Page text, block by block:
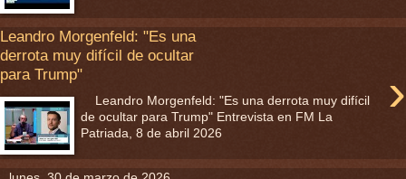
Leandro Morgenfeld: "Es una
derrota muy difícil de ocultar
para Trump"
›
Leandro Morgenfeld: "Es una derrota muy difícil
de ocultar para Trump" Entrevista en FM La
Patriada, 8 de abril 2026